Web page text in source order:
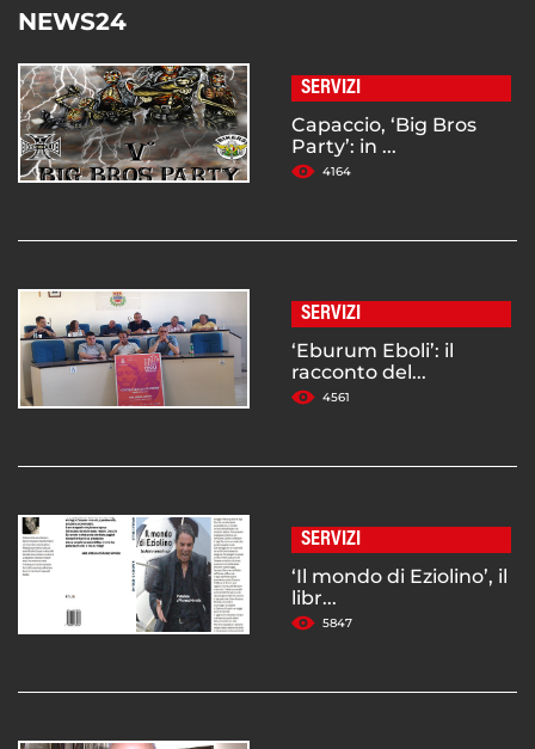
NEWS24
SERVIZI
Capaccio, ‘Big Bros
Party’: in ...
4164
SERVIZI
‘Eburum Eboli’: il
racconto del...
4561
SERVIZI
‘Il mondo di Eziolino’, il
libr...
5847